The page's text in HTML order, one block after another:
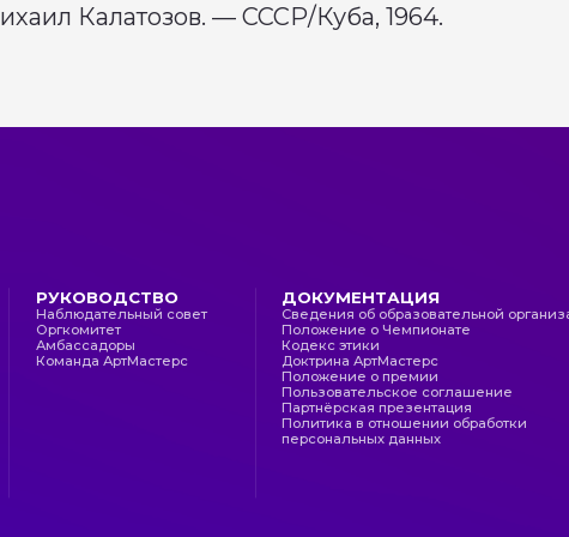
Калатозов. — СССР/Куба, 1964.
Пользовательское соглашение
Партнёрская презентация
Политика в отношении обработки